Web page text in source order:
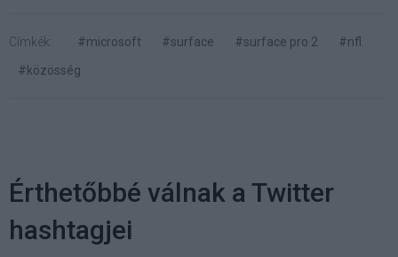
Címkék: #microsoft #surface #surface pro 2
#nfl
#közösség
Érthetőbbé válnak a Twitter
hashtagjei